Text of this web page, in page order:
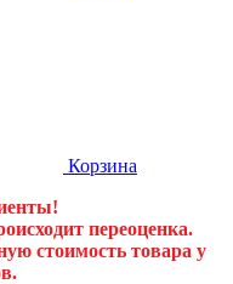
Корзина
переоценка.
стоимость товара у